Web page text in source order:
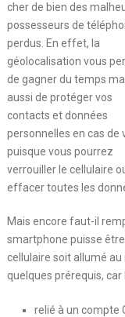
cher de bien des
possesseurs de
perdus. En effet, la
géolocalisation vous
de gagner du temps
aussi de protéger vos
contacts et données
personnelles en cas de
puisque vous pourrez
verrouiller le cellulaire
effacer toutes les
Mais encore faut-il
smartphone puisse être
cellulaire soit allumé
quelques prérequis,
relié à un compte